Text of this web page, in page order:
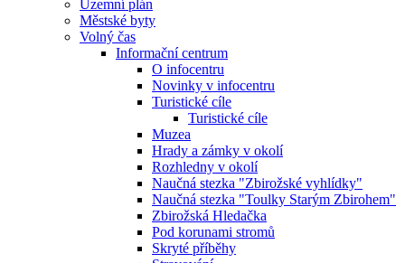
Územní plán
Městské byty
Volný čas
Informační centrum
O infocentru
Novinky v infocentru
Turistické cíle
Turistické cíle
Muzea
Hrady a zámky v okolí
Rozhledny v okolí
Naučná stezka "Zbirožské vyhlídky"
Naučná stezka "Toulky Starým Zbirohem"
Zbirožská Hledačka
Pod korunami stromů
Skryté příběhy